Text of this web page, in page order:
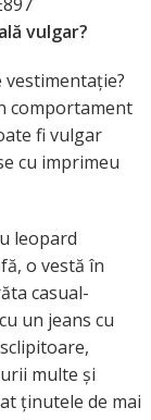
vulgar?
vestimentație?
comportament
fi vulgar
cu imprimeu
leopard
o vestă în
casual-
un jeans cu
multe și
ținutele de mai